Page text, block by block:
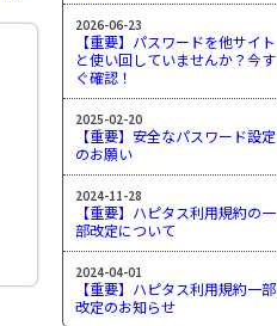
2026-06-23
【重要】パスワードを他サイト
と使い回していませんか？今す
ぐ確認！
2025-02-20
【重要】安全なパスワード設定
のお願い
2024-11-28
【重要】ハピタス利用規約の一
部改定について
2024-04-01
【重要】ハピタス利用規約一部
改定のお知らせ